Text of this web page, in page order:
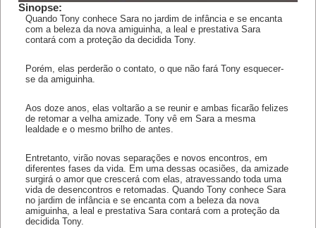
Sinopse:
Quando Tony conhece Sara no jardim de infância e se encanta
com a beleza da nova amiguinha, a leal e prestativa Sara
contará com a proteção da decidida Tony.
Porém, elas perderão o contato, o que não fará Tony esquecer-
se da amiguinha.
Aos doze anos, elas voltarão a se reunir e ambas ficarão felizes
de retomar a velha amizade. Tony vê em Sara a mesma
lealdade e o mesmo brilho de antes.
Entretanto, virão novas separações e novos encontros, em
diferentes fases da vida. Em uma dessas ocasiões, da amizade
surgirá o amor que crescerá com elas, atravessando toda uma
vida de desencontros e retomadas. Quando Tony conhece Sara
no jardim de infância e se encanta com a beleza da nova
amiguinha, a leal e prestativa Sara contará com a proteção da
decidida Tony.